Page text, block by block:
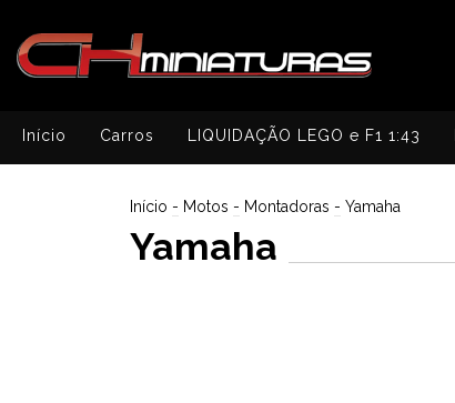
Início Carros LIQUIDAÇÃO LEGO e F1 1:43
Início - Motos - Montadoras - Yamaha
Yamaha